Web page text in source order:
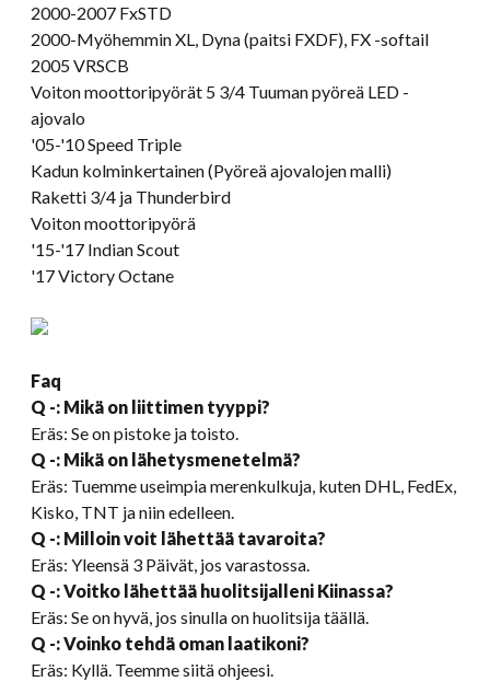
2000-2007 FxSTD
2000-Myöhemmin XL, Dyna (paitsi FXDF), FX -softail
2005 VRSCB
Voiton moottoripyörät 5 3/4 Tuuman pyöreä LED -
ajovalo
'05-'10 Speed Triple
Kadun kolminkertainen (Pyöreä ajovalojen malli)
Raketti 3/4 ja Thunderbird
Voiton moottoripyörä
'15-'17 Indian Scout
'17 Victory Octane
Faq
Q -: Mikä on liittimen tyyppi?
Eräs: Se on pistoke ja toisto.
Q -: Mikä on lähetysmenetelmä?
Eräs: Tuemme useimpia merenkulkuja, kuten DHL, FedEx,
Kisko, TNT ja niin edelleen.
Q -: Milloin voit lähettää tavaroita?
Eräs: Yleensä 3 Päivät, jos varastossa.
Q -: Voitko lähettää huolitsijalleni Kiinassa?
Eräs: Se on hyvä, jos sinulla on huolitsija täällä.
Q -: Voinko tehdä oman laatikoni?
Eräs: Kyllä. Teemme siitä ohjeesi.